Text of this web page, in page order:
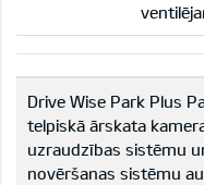
Drive Wise Park Plus
telpiskā ārskata
uzraudzības sistēmu
novēršanas sistēmu